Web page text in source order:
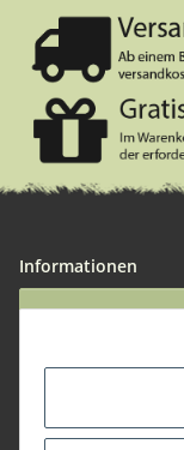
Informationen